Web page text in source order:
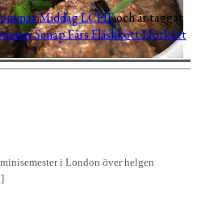
i London över helgen
MiddagLCHFoch är taggat
SenapFärsFläskköttNötkött